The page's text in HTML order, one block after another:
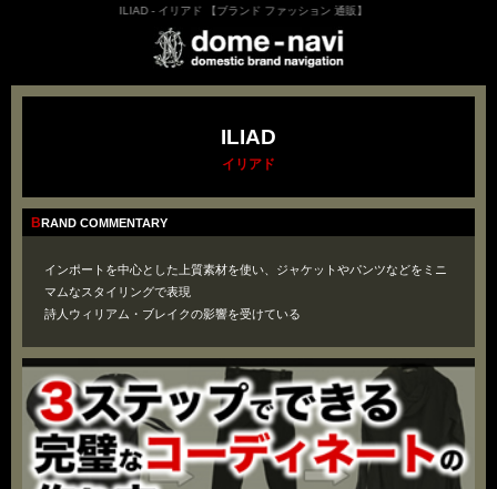
ILIAD - イリアド 【ブランド ファッション 通販】
ILIAD
イリアド
BRAND COMMENTARY
インポートを中心とした上質素材を使い、ジャケットやパンツなどをミニ
マムなスタイリングで表現
詩人ウィリアム・ブレイクの影響を受けている